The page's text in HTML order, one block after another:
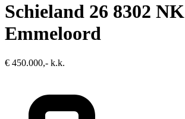
Schieland 26 8302 NK
Emmeloord
€ 450.000,- k.k.